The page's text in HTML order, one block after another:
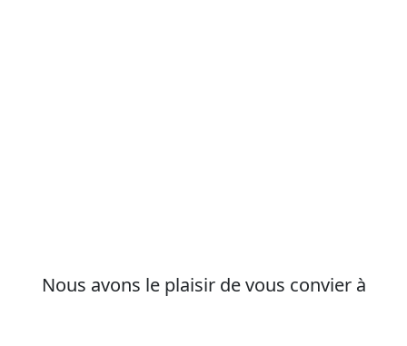
Nous avons le plaisir de vous convier à